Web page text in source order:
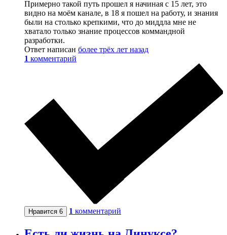
Примерно такой путь прошел я начиная с 15 лет, это
видно на моём канале, в 18 я пошел на работу, и знания
были на столько крепкими, что до миддла мне не
хватало только знание процессов коммандной
разработки.
Ответ написан более трёх лет назад
1 комментарий
Нравится 6 1 комментарий